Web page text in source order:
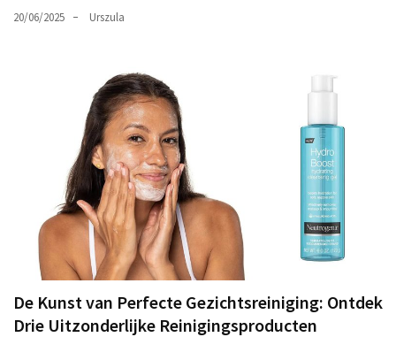
20/06/2025 Urszula
De Kunst van Perfecte Gezichtsreiniging: Ontdek
Drie Uitzonderlijke Reinigingsproducten